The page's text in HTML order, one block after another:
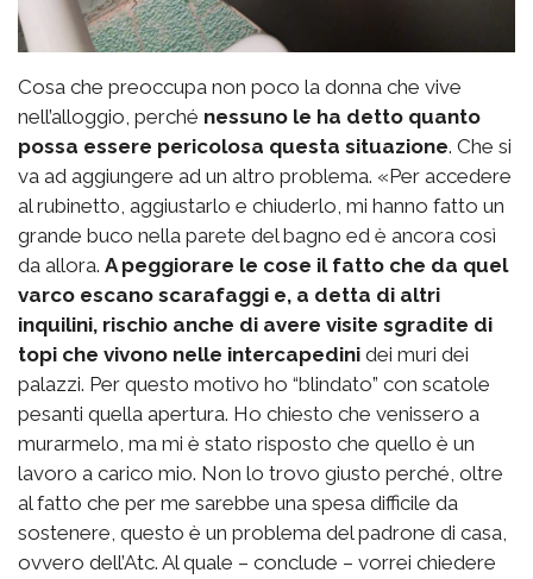
Cosa che preoccupa non poco la donna che vive
nell’alloggio, perché nessuno le ha detto quanto
possa essere pericolosa questa situazione. Che si
va ad aggiungere ad un altro problema. «Per accedere
al rubinetto, aggiustarlo e chiuderlo, mi hanno fatto un
grande buco nella parete del bagno ed è ancora così
da allora. A peggiorare le cose il fatto che da quel
varco escano scarafaggi e, a detta di altri
inquilini, rischio anche di avere visite sgradite di
topi che vivono nelle intercapedini dei muri dei
palazzi. Per questo motivo ho “blindato” con scatole
pesanti quella apertura. Ho chiesto che venissero a
murarmelo, ma mi è stato risposto che quello è un
lavoro a carico mio. Non lo trovo giusto perché, oltre
al fatto che per me sarebbe una spesa difficile da
sostenere, questo è un problema del padrone di casa,
ovvero dell’Atc. Al quale – conclude – vorrei chiedere